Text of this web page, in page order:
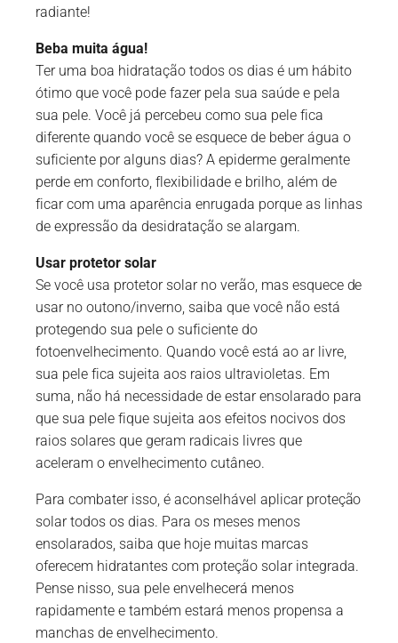
radiante!
Beba muita água!
Ter uma boa hidratação todos os dias é um hábito
ótimo que você pode fazer pela sua saúde e pela
sua pele. Você já percebeu como sua pele fica
diferente quando você se esquece de beber água o
suficiente por alguns dias? A epiderme geralmente
perde em conforto, flexibilidade e brilho, além de
ficar com uma aparência enrugada porque as linhas
de expressão da desidratação se alargam.
Usar protetor solar
Se você usa protetor solar no verão, mas esquece de
usar no outono/inverno, saiba que você não está
protegendo sua pele o suficiente do
fotoenvelhecimento. Quando você está ao ar livre,
sua pele fica sujeita aos raios ultravioletas. Em
suma, não há necessidade de estar ensolarado para
que sua pele fique sujeita aos efeitos nocivos dos
raios solares que geram radicais livres que
aceleram o envelhecimento cutâneo.
Para combater isso, é aconselhável aplicar proteção
solar todos os dias. Para os meses menos
ensolarados, saiba que hoje muitas marcas
oferecem hidratantes com proteção solar integrada.
Pense nisso, sua pele envelhecerá menos
rapidamente e também estará menos propensa a
manchas de envelhecimento.